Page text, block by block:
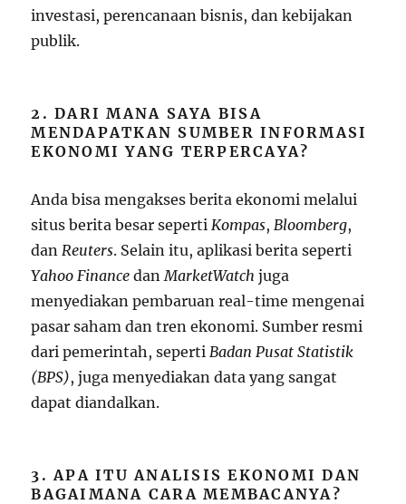
investasi, perencanaan bisnis, dan kebijakan
publik.
2. DARI MANA SAYA BISA
MENDAPATKAN SUMBER INFORMASI
EKONOMI YANG TERPERCAYA?
Anda bisa mengakses berita ekonomi melalui
situs berita besar seperti Kompas, Bloomberg,
dan Reuters. Selain itu, aplikasi berita seperti
Yahoo Finance dan MarketWatch juga
menyediakan pembaruan real-time mengenai
pasar saham dan tren ekonomi. Sumber resmi
dari pemerintah, seperti Badan Pusat Statistik
(BPS), juga menyediakan data yang sangat
dapat diandalkan.
3. APA ITU ANALISIS EKONOMI DAN
BAGAIMANA CARA MEMBACANYA?